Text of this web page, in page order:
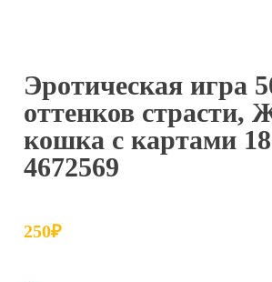
Эротическая игра
оттенков страсти,
кошка с картами
4672569
250₽